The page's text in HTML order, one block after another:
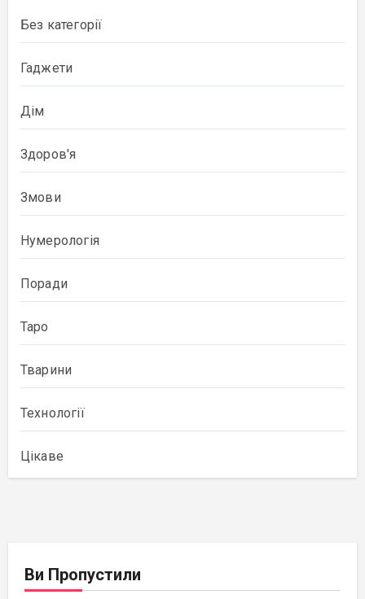
Без категорії
Гаджети
Дім
Здоров'я
Змови
Нумерологія
Поради
Таро
Тварини
Технології
Цікаве
Ви Пропустили